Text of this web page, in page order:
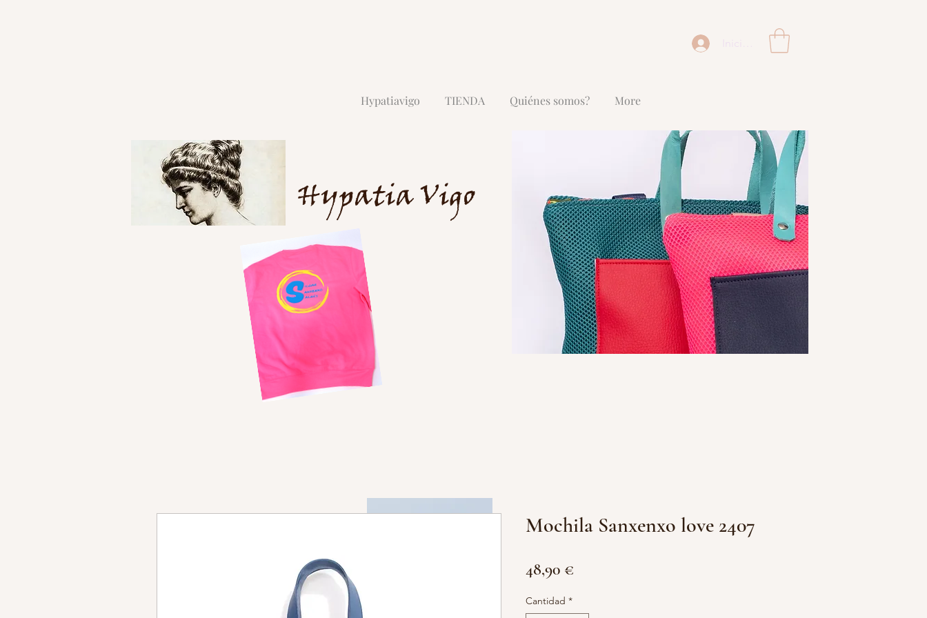
Iniciar sesión
Hypatiavigo TIENDA Quiénes somos? More
Hypatia Vigo
Mochila Sanxenxo love 2407
48,90 €
Cantidad *